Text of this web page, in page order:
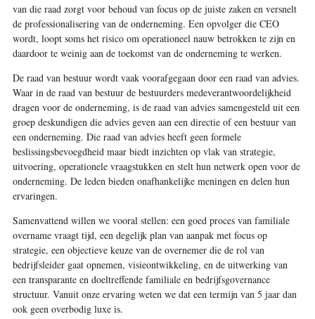
van die raad zorgt voor behoud van focus op de juiste zaken en versnelt
de professionalisering van de onderneming. Een opvolger die CEO
wordt, loopt soms het risico om operationeel nauw betrokken te zijn en
daardoor te weinig aan de toekomst van de onderneming te werken.
De raad van bestuur wordt vaak voorafgegaan door een raad van advies.
Waar in de raad van bestuur de bestuurders medeverantwoordelijkheid
dragen voor de onderneming, is de raad van advies samengesteld uit een
groep deskundigen die advies geven aan een directie of een bestuur van
een onderneming. Die raad van advies heeft geen formele
beslissingsbevoegdheid maar biedt inzichten op vlak van strategie,
uitvoering, operationele vraagstukken en stelt hun netwerk open voor de
onderneming. De leden bieden onafhankelijke meningen en delen hun
ervaringen.
Samenvattend willen we vooral stellen: een goed proces van familiale
overname vraagt tijd, een degelijk plan van aanpak met focus op
strategie, een objectieve keuze van de overnemer die de rol van
bedrijfsleider gaat opnemen, visieontwikkeling, en de uitwerking van
een transparante en doeltreffende familiale en bedrijfsgovernance
structuur. Vanuit onze ervaring weten we dat een termijn van 5 jaar dan
ook geen overbodig luxe is.